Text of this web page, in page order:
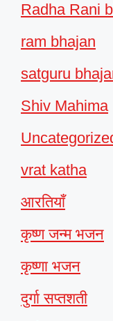
Radha Rani
ram bhajan
satguru
Shiv Mahima
vrat katha
आरतियाँ
कृष्ण जन्म भजन
कृष्णा भजन
दुर्गा सप्तशती